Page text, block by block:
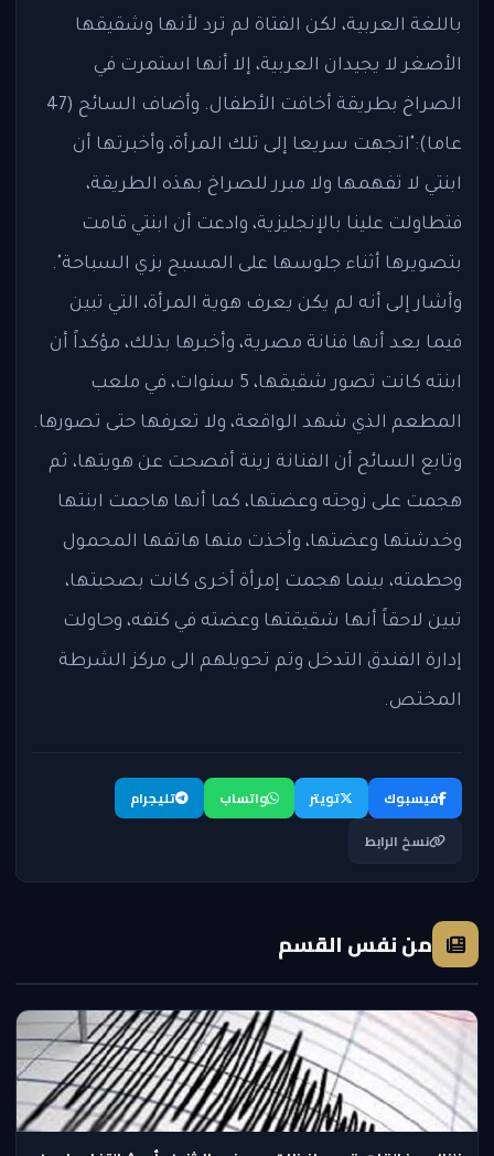
باللغة العربية، لكن الفتاة لم ترد لأنها وشقيقها
الأصغر لا يجيدان العربية، إلا أنها استمرت في
الصراخ بطريقة أخافت الأطفال. وأضاف السائح (47
عاما):"اتجهت سريعا إلى تلك المرأة، وأخبرتها أن
ابنتي لا تفهمها ولا مبرر للصراخ بهذه الطريقة،
فتطاولت علينا بالإنجليزية، وادعت أن ابنتي قامت
بتصويرها أثناء جلوسها على المسبح بزي السباحة".
وأشار إلى أنه لم يكن يعرف هوية المرأة، التي تبين
فيما بعد أنها فنانة مصرية، وأخبرها بذلك، مؤكداً أن
ابنته كانت تصور شقيقها، 5 سنوات، في ملعب
المطعم الذي شهد الواقعة، ولا تعرفها حتى تصورها.
وتابع السائح أن الفنانة زينة أفصحت عن هويتها، ثم
هجمت على زوجته وعضتها، كما أنها هاجمت ابنتها
وخدشتها وعضتها، وأخذت منها هاتفها المحمول
وحطمته، بينما هجمت إمرأة أخرى كانت بصحبتها،
تبين لاحقاً أنها شقيقتها وعضته في كتفه، وحاولت
إدارة الفندق التدخل وتم تحويلهم الى مركز الشرطة
المختص.
فيسبوك تويتر واتساب
تليجرام
نسخ الرابط
من نفس القسم